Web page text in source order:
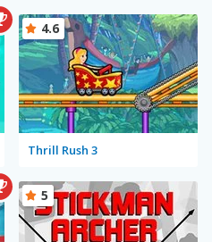
Thrill Rush 3
4.6
5